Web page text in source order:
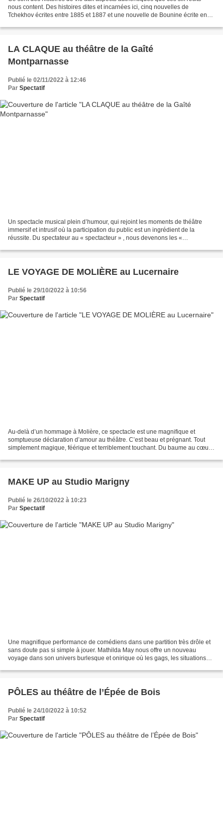
nous content. Des histoires dites et incarnées ici, cinq nouvelles de
Tchekhov écrites entre 1885 et 1887 et une nouvelle de Bounine écrite en
LA CLAQUE au théâtre de la Gaîté
Montparnasse
Publié le 02/11/2022 à 12:46
Par Spectatif
Un spectacle musical plein d’humour, qui rejoint les moments de théâtre
immersif et intrusif où la participation du public est un ingrédient de la
réussite. Du spectateur au « spectacteur » , nous devenons les «
LE VOYAGE DE MOLIÈRE au Lucernaire
Publié le 29/10/2022 à 10:56
Par Spectatif
Au-delà d’un hommage à Molière, ce spectacle est une magnifique et
somptueuse déclaration d’amour au théâtre. C’est beau et prégnant. Tout
simplement magique, féérique et terriblement touchant. Du baume au cœur
MAKE UP au Studio Marigny
Publié le 26/10/2022 à 10:23
Par Spectatif
Une magnifique performance de comédiens dans une partition très drôle et
sans doute pas si simple à jouer. Mathilda May nous offre un nouveau
voyage dans son univers burlesque et onirique où les gags, les situations
PÔLES au théâtre de l’Épée de Bois
Publié le 24/10/2022 à 10:52
Par Spectatif